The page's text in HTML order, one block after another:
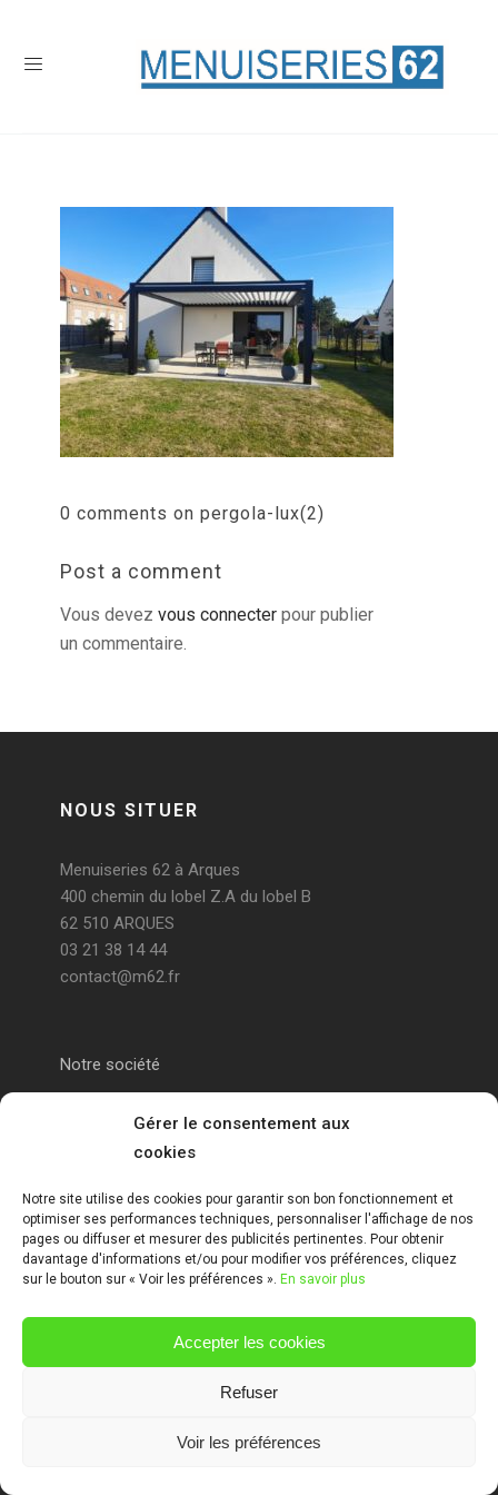
Gérer le consentement aux
cookies
Notre site utilise des cookies pour garantir son bon fonctionnement et
optimiser ses performances techniques, personnaliser l'affichage de nos
pages ou diffuser et mesurer des publicités pertinentes. Pour obtenir
davantage d'informations et/ou pour modifier vos préférences, cliquez
sur le bouton sur « Voir les préférences ». En savoir plus
Accepter les cookies
Refuser
Voir les préférences
0 comments on pergola-lux(2)
Post a comment
Vous devez vous connecter pour publier
un commentaire.
NOUS SITUER
Menuiseries 62 à Arques
400 chemin du lobel Z.A du lobel B
62 510 ARQUES
03 21 38 14 44
contact@m62.fr
Notre société
Portail alu Saint-Omer
Clôture 62
Garde-corps pas de calais
Mentions Légales